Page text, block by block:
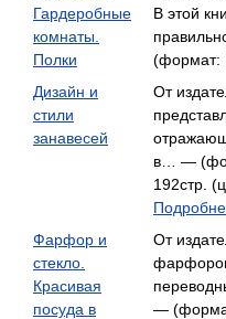
Гардеробные
комнаты.
Полки
В этой
(формат:
Дизайн и
стили
занавесей
От
в… —
192стр.
Фарфор и
стекло.
Красивая
посуда в
От
—